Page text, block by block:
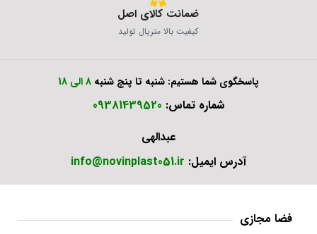
ضمانت کالای اصل
کیفیت بالا متریال تولید
پاسخگوی شما هستیم: شنبه تا پنچ شنبه 8 الی 18
شماره تماس: 09381439520
عبدالهی
آدرس ایمیل: info@novinplast051.ir
فضا مجازی